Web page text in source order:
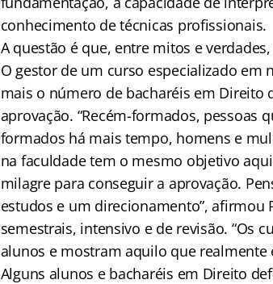
conhecimento de técnicas profissionais.
A questão é que, entre mitos e
O gestor de um curso especializado em
mais o número de bacharéis em
aprovação. “Recém-formados, pessoas
formados há mais tempo, homens e
na faculdade tem o mesmo objetivo
milagre para conseguir a aprovação.
estudos e um direcionamento”, afirmou
semestrais, intensivo e de revisão. “Os
alunos e mostram aquilo que realmente
Alguns alunos e bacharéis em Direito